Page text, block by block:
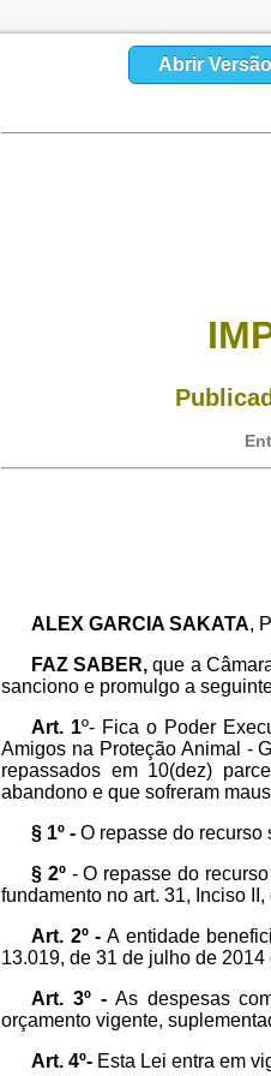
Abrir
ALEX GARCIA SAKATA,
FAZ SABER,que a
sanciono e promulgo a
Art. 1º- Fica o Poder
Amigos na Proteção Animal -
repassados em 10(dez)
abandono e que sofreram
§ 1º -O repasse do recurso
§ 2º- O repasse do
fundamento no art. 31, Inciso
Art. 2º - A entidade
13.019, de 31 de julho de 2014
Art. 3º -As despesas
orçamento vigente,
Art. 4º- Esta Lei entra em